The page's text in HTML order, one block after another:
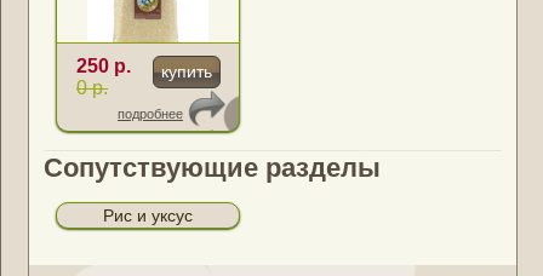
250 р.
0 р.
купить
подробнее
Сопутствующие разделы
Рис и уксус